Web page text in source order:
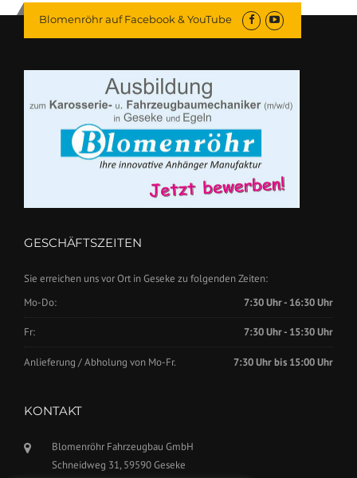
Blomenröhr auf Facebook & YouTube
GESCHÄFTSZEITEN
Sie erreichen uns vor Ort in Geseke zu folgenden Zeiten:
Mo-Do:
7:30 Uhr - 16:30 Uhr
Fr: 7:30 Uhr - 15:30 Uhr
Anlieferung / Abholung von Mo-Fr. 7:30 Uhr bis 15:00 Uhr
KONTAKT
Blomenröhr Fahrzeugbau GmbH
Schneidweg 31, 59590 Geseke